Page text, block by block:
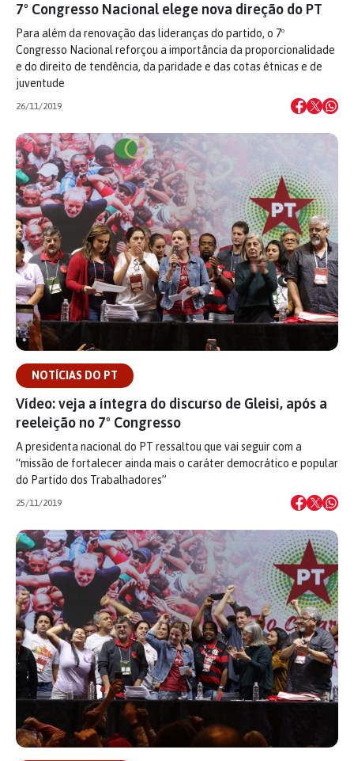
7º Congresso Nacional elege nova direção do PT
Para além da renovação das lideranças do partido, o 7º
Congresso Nacional reforçou a importância da proporcionalidade
e do direito de tendência, da paridade e das cotas étnicas e de
juventude
26/11/2019
NOTÍCIAS DO PT
Vídeo: veja a íntegra do discurso de Gleisi, após a
reeleição no 7º Congresso
A presidenta nacional do PT ressaltou que vai seguir com a
“missão de fortalecer ainda mais o caráter democrático e popular
do Partido dos Trabalhadores”
25/11/2019